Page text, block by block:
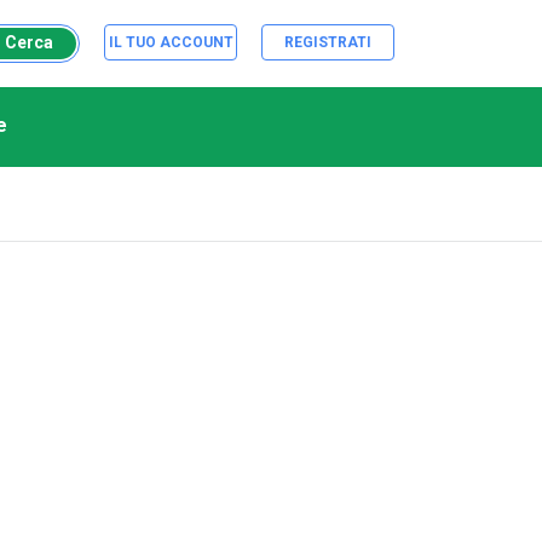
IL TUO ACCOUNT REGISTRATI
Cerca